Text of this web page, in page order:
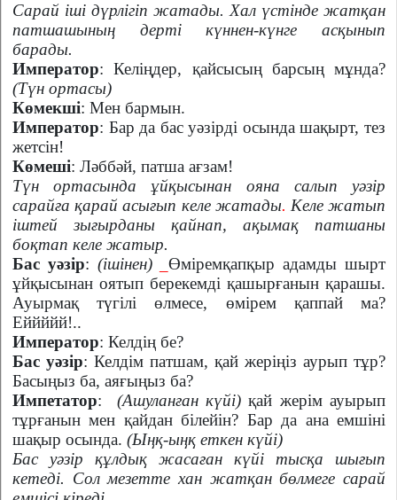
Сарай іші дүрлігіп жатады. Хал үстінде жатқан
патшашының дерті күннен-күнге асқынып
барады.
Император: Келіңдер, қайсысың барсың мұнда?
(Түн ортасы)
Көмекші: Мен бармын.
Император: Бар да бас уәзірді осында шақырт, тез
жетсін!
Көмеші: Ләббәй, патша ағзам!
Түн ортасында ұйқысынан ояна салып уәзір
сарайға қарай асығып келе жатады. Келе жатып
іштей зығырданы қайнап, ақымақ патшаны
боқтап келе жатыр.
Бас уәзір: (ішінен) _Өміремқапқыр адамды шырт
ұйқысынан оятып берекемді қашырғанын қарашы.
Ауырмақ түгілі өлмесе, өмірем қаппай ма?
Еййййй!..
Император: Келдің бе?
Бас уәзір: Келдім патшам, қай жеріңіз аурып тұр?
Басыңыз ба, аяғыңыз ба?
Импетатор: (Ашуланған күйі) қай жерім ауырып
тұрғанын мен қайдан білейін? Бар да ана емшіні
шақыр осында. (Ыңқ-ыңқ еткен күйі)
Бас уәзір құлдық жасаған күйі тысқа шығып
кетеді. Сол мезетте хан жатқан бөлмеге сарай